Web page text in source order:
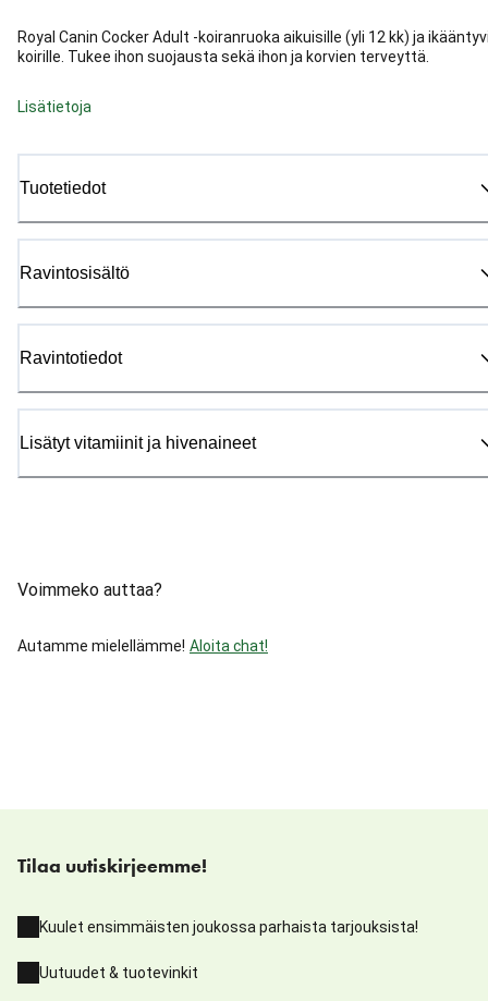
Royal Canin Cocker Adult -koiranruoka aikuisille (yli 12 kk) ja
koirille. Tukee ihon suojausta sekä ihon ja korvien terveyttä.
Lisätietoja
Tuotetiedot
Ravintosisältö
Ravintotiedot
Lisätyt vitamiinit ja hivenaineet
Voimmeko auttaa?
Autamme mielellämme! Aloita chat!
Tilaa uutiskirjeemme!
Kuulet ensimmäisten joukossa parhaista tarjouksista!
Uutuudet & tuotevinkit